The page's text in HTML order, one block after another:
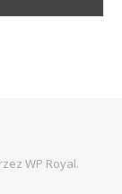
WP Royal.